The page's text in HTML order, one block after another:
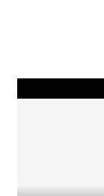
工正旗下数条
合发展路径的
拓国际市场，
数码打印研究
的市场竞争力